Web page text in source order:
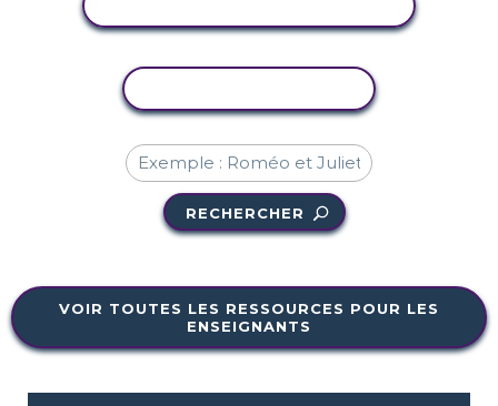
RECHERCHER
VOIR TOUTES LES RESSOURCES POUR LES
ENSEIGNANTS